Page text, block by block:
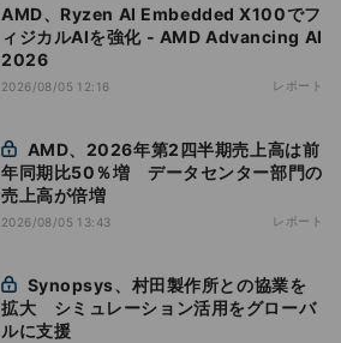
AMD、Ryzen AI Embedded X100でフ
ィジカルAIを強化 - AMD Advancing AI
2026
2026/08/05 12:16 レポート
年同期比50％増 データセンター部門の
売上高が倍増
2026/08/05 13:43 レポート
拡大 シミュレーション活用をグローバ
ルに支援